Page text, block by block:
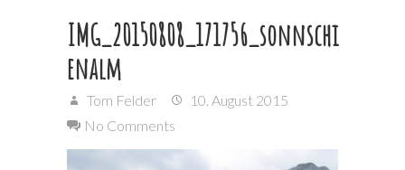
IMG_20150808_171756_sonnschi
enalm
Tom Felder
10. August 2015
No Comments